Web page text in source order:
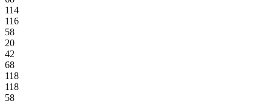
114
116
58
20
42
68
118
118
58